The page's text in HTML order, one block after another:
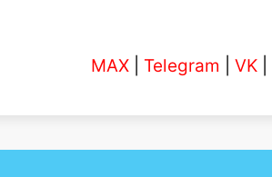
MAX Telegram VK